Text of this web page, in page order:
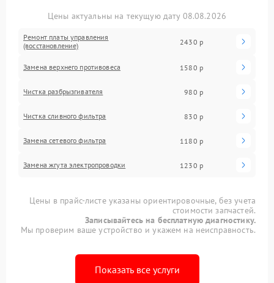
Цены актуальны на текущую дату 08.08.2026
Ремонт платы управления
(восстановление)
2430 р
Замена верхнего противовеса 1580 р
Чистка разбрызгивателя 980 р
Чистка сливного фильтра 830 р
Замена сетевого фильтра 1180 р
Замена жгута электропроводки 1230 р
Цены в прайс-листе указаны ориентировочные, без учета
стоимости запчастей.
Записывайтесь на бесплатную диагностику.
Мы проверим ваше устройство и укажем на неисправность.
Показать все услуги